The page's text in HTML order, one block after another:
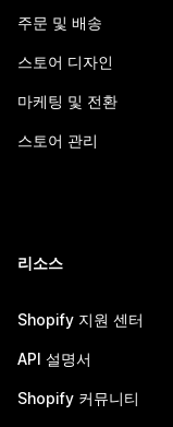
주문 및 배송
스토어 디자인
마케팅 및 전환
스토어 관리
리소스
Shopify 지원 센터
API 설명서
Shopify 커뮤니티